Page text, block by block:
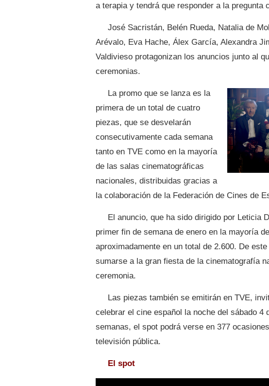
a terapia y tendrá que responder a la pregunta
José Sacristán, Belén Rueda, Natalia de
Arévalo, Eva Hache, Álex García, Alexandra
Valdivieso protagonizan los anuncios junto al
ceremonias.
La promo que se lanza es la
primera de un total de cuatro
piezas, que se desvelarán
consecutivamente cada semana
tanto en TVE como en la mayoría
de las salas cinematográficas
nacionales, distribuidas gracias a
la colaboración de la Federación de Cines de
El anuncio, que ha sido dirigido por Leticia
primer fin de semana de enero en la mayoría
aproximadamente en un total de 2.600. De
sumarse a la gran fiesta de la cinematografía
ceremonia.
Las piezas también se emitirán en TVE,
celebrar el cine español la noche del sábado 4
semanas, el spot podrá verse en 377
televisión pública.
El spot